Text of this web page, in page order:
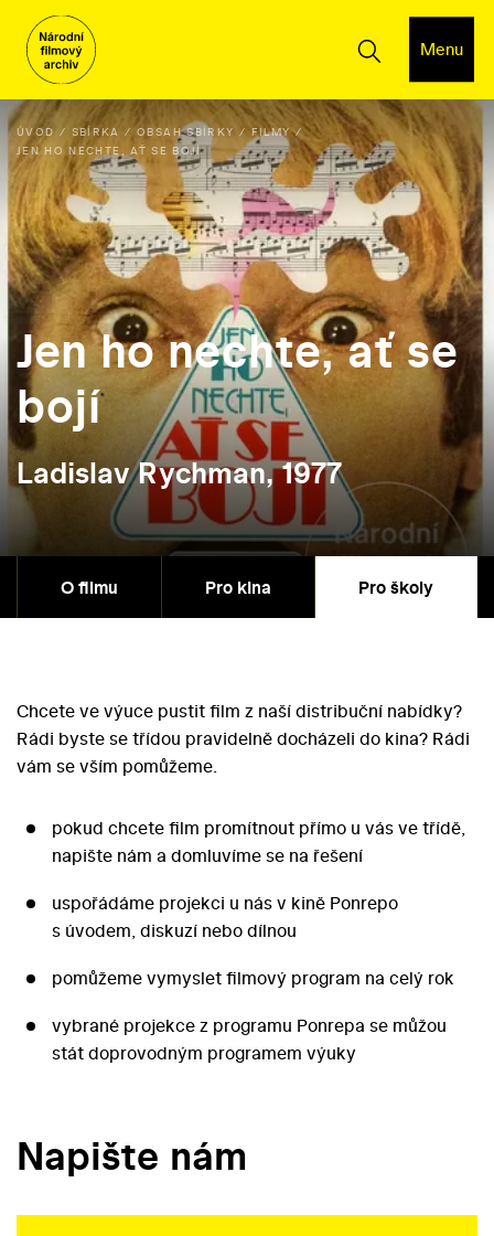
Menu
ÚVOD SBÍRKA OBSAH SBÍRKY
FILMY
JEN HO NECHTE, AŤ SE BOJÍ
Jen ho nechte, ať se
bojí
Ladislav Rychman, 1977
O filmu Pro kina Pro školy
Chcete ve výuce pustit film z naší distribuční nabídky?
Rádi byste se třídou pravidelně docházeli do kina? Rádi
vám se vším pomůžeme.
pokud chcete film promítnout přímo u vás ve třídě,
napište nám a domluvíme se na řešení
uspořádáme projekci u nás v kině Ponrepo
s úvodem, diskuzí nebo dílnou
pomůžeme vymyslet filmový program na celý rok
vybrané projekce z programu Ponrepa se můžou
stát doprovodným programem výuky
Napište nám